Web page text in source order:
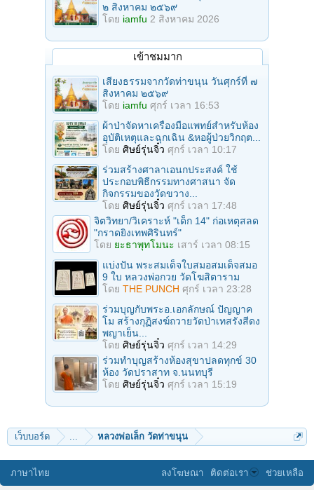
๒ สิงหาคม ๒๕๖๙
โดย iamfu 2 สิงหาคม 2026
เข้าชมมาก
เสียงธรรมจากวัดท่าขนุน วันศุกร์ที่ ๗
สิงหาคม ๒๕๖๙
โดย iamfu ศุกร์ เวลา 16:53
ผ้าป่าจัดหาเครื่องมือแพทย์สำหรับห้อง
อุบัติเหตุและฉุกเฉิน &หอผู้ป่วยวิกฤต...
โดย ศิษย์รุ่นจิ๋ว ศุกร์ เวลา 10:17
ร่วมสร้างศาลาเอนกประสงค์ ใช้
ประกอบพิธีกรรมทางศาสนา จัด
กิจกรรมของวัดขวาง...
โดย ศิษย์รุ่นจิ๋ว ศุกร์ เวลา 17:48
จิตวิทยา/วิเคราะห์ "เด็ก 14" ก่อเหตุสลด
"กราดยิงเทพศิรินทร์"
โดย ยะธาพุทโมนะ เสาร์ เวลา 08:15
แบ่งปัน พระสมเด็จใบสมอสมเด็จสมอ
9 ใบ หลวงพ่อกวย วัดโฆสิตาราม
โดย THE PUNCH ศุกร์ เวลา 23:28
ร่วมบุญกับพระอ.เอกลักษณ์ ปัญญาค
โม สร้างกุฏิสงฆ์ถวายวัดป่าเทสรังสีดง
พญาเย็น...
โดย ศิษย์รุ่นจิ๋ว ศุกร์ เวลา 14:29
ร่วมทําบุญสร้างห้องสุขาปลดทุกข์ 30
ห้อง วัดปราสาท จ.นนทบุรี
โดย ศิษย์รุ่นจิ๋ว ศุกร์ เวลา 15:19
เว็บบอร์ด หลวงพ่อเล็ก วัดท่าขนุน
ภาษาไทย ลงโฆษณา ติดต่อเรา ช่วยเหลือ